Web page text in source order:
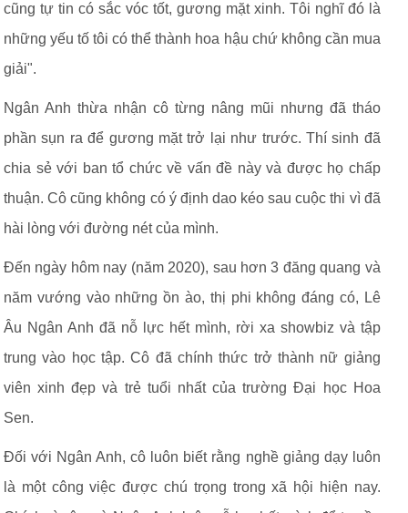
cũng tự tin có sắc vóc tốt, gương mặt xinh. Tôi nghĩ đó là
những yếu tố tôi có thể thành hoa hậu chứ không cần mua
giải".
Ngân Anh thừa nhận cô từng nâng mũi nhưng đã tháo
phần sụn ra để gương mặt trở lại như trước. Thí sinh đã
chia sẻ với ban tổ chức về vấn đề này và được họ chấp
thuận. Cô cũng không có ý định dao kéo sau cuộc thi vì đã
hài lòng với đường nét của mình.
Đến ngày hôm nay (năm 2020), sau hơn 3 đăng quang và
năm vướng vào những ồn ào, thị phi không đáng có, Lê
Âu Ngân Anh đã nỗ lực hết mình, rời xa showbiz và tập
trung vào học tập. Cô đã chính thức trở thành nữ giảng
viên xinh đẹp và trẻ tuổi nhất của trường Đại học Hoa
Sen.
Đối với Ngân Anh, cô luôn biết rằng nghề giảng dạy luôn
là một công việc được chú trọng trong xã hội hiện nay.